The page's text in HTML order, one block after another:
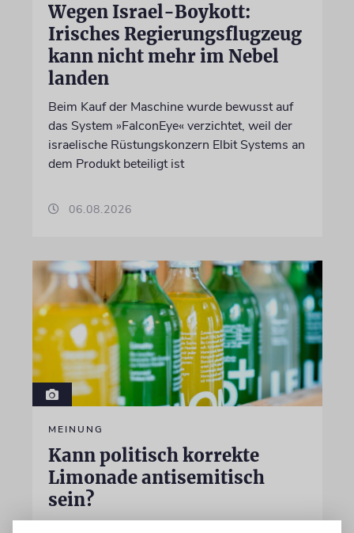
Wegen Israel-Boykott:
Irisches Regierungsflugzeug
kann nicht mehr im Nebel
landen
Beim Kauf der Maschine wurde bewusst auf
das System »FalconEye« verzichtet, weil der
israelische Rüstungskonzern Elbit Systems an
dem Produkt beteiligt ist
06.08.2026
MEINUNG
Kann politisch korrekte
Limonade antisemitisch
sein?